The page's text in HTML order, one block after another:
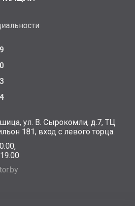
ул. В. Сырокомли, д.7, ТЦ
181, вход с левого торца.